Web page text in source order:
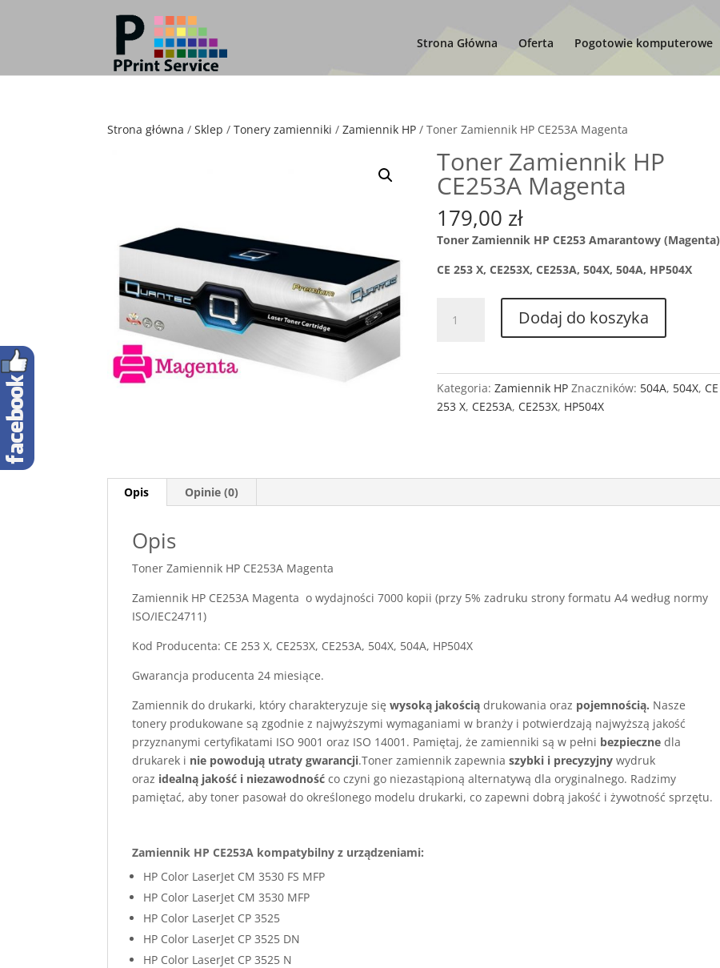
Strona Główna Oferta Pogotowie komputerowe
Strona główna /Sklep /Tonery zamienniki /Zamiennik HP / Toner Zamiennik HP CE253A Magenta
Toner Zamiennik HP
CE253A Magenta
179,00 zł
Toner Zamiennik HP CE253 Amarantowy (Magenta)
CE 253 X, CE253X, CE253A, 504X, 504A, HP504X
Toner
Magenta
Dodaj do koszyka
Kategoria:Zamiennik HP Znaczników: 504A, 504X, CE
253 X, CE253A, CE253X, HP504X
Opis Opinie (0)
Opis
Toner Zamiennik HP CE253A Magenta
Zamiennik HP CE253A Magenta o wydajności 7000 kopii (przy 5% zadruku strony formatu A4 według normy
ISO/IEC24711)
Kod Producenta: CE 253 X, CE253X, CE253A, 504X, 504A, HP504X
Gwarancja producenta 24 miesiące.
Zamiennik do drukarki, który charakteryzuje sięwysoką jakością drukowania oraz pojemnością. Nasze
tonery produkowane są zgodnie z najwyższymi wymaganiami w branży i potwierdzają najwyższą jakość
przyznanymi certyfikatami ISO 9001 oraz ISO 14001. Pamiętaj, że zamienniki są w pełni bezpieczne dla
drukarek i nie powodują utraty gwarancji.Toner zamiennik zapewniaszybki i precyzyjny wydruk
oraz idealną jakość i niezawodność co czyni go niezastąpioną alternatywą dla oryginalnego. Radzimy
pamiętać, aby toner pasował do określonego modelu drukarki, co zapewni dobrą jakość i żywotność sprzętu.
Zamiennik HP CE253A kompatybilny z urządzeniami:
HP Color LaserJet CM 3530 FS MFP
HP Color LaserJet CM 3530 MFP
HP Color LaserJet CP 3525
HP Color LaserJet CP 3525 DN
HP Color LaserJet CP 3525 N